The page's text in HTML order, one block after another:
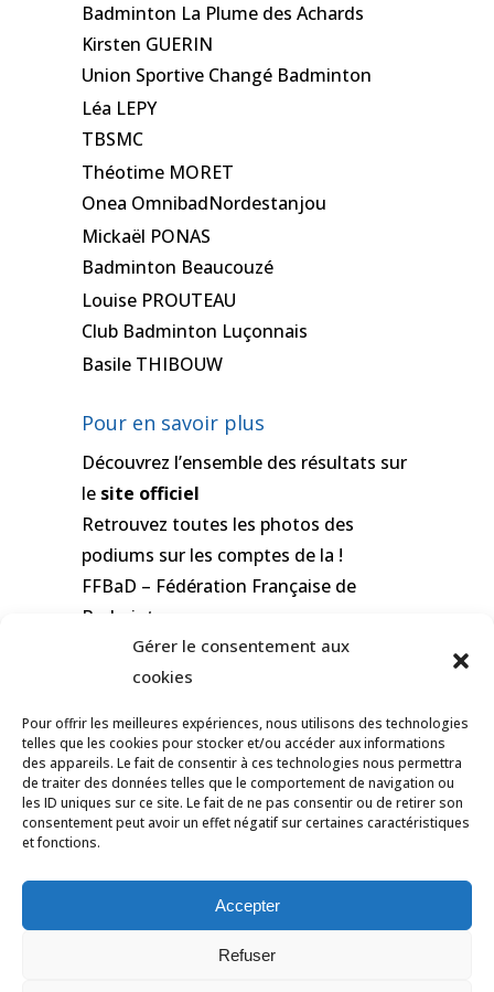
Gérer le consentement aux
cookies
Pour offrir les meilleures expériences, nous utilisons des technologies
telles que les cookies pour stocker et/ou accéder aux informations
des appareils. Le fait de consentir à ces technologies nous permettra
de traiter des données telles que le comportement de navigation ou
les ID uniques sur ce site. Le fait de ne pas consentir ou de retirer son
consentement peut avoir un effet négatif sur certaines caractéristiques
et fonctions.
Accepter
Refuser
Badminton La Plume des Achards
Kirsten GUERIN
Union Sportive Changé Badminton
Léa LEPY
TBSMC
Théotime MORET
Onea OmnibadNordestanjou
Mickaël PONAS
Badminton Beaucouzé
Louise PROUTEAU
Club Badminton Luçonnais
Basile THIBOUW
Pour en savoir plus
Découvrez l’ensemble des résultats sur
le site officiel
Retrouvez toutes les photos des
podiums sur les comptes de la
FFBaD – Fédération Française de
Badminton
!
la Loire de Badminton -
-Données personnelles